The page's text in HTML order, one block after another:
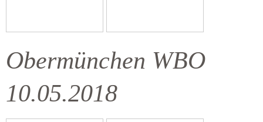
Obermünchen WBO
10.05.2018